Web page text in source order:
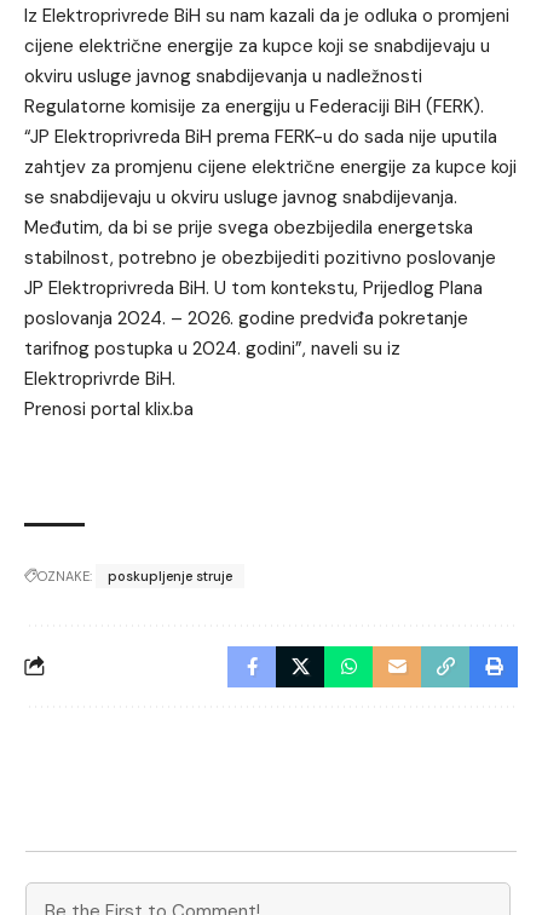
Iz Elektroprivrede BiH su nam kazali da je odluka o promjeni
cijene električne energije za kupce koji se snabdijevaju u
okviru usluge javnog snabdijevanja u nadležnosti
Regulatorne komisije za energiju u Federaciji BiH (FERK).
“JP Elektroprivreda BiH prema FERK-u do sada nije uputila
zahtjev za promjenu cijene električne energije za kupce koji
se snabdijevaju u okviru usluge javnog snabdijevanja.
Međutim, da bi se prije svega obezbijedila energetska
stabilnost, potrebno je obezbijediti pozitivno poslovanje
JP Elektroprivreda BiH. U tom kontekstu, Prijedlog Plana
poslovanja 2024. – 2026. godine predviđa pokretanje
tarifnog postupka u 2024. godini”, naveli su iz
Elektroprivrde BiH.
Prenosi portal klix.ba
OZNAKE: poskupljenje struje